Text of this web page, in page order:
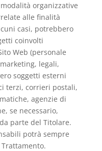
organizzative
alle finalità
casi, potrebbero
coinvolti
Web (personale
legali,
soggetti esterni
terzi, corrieri postali,
agenzie di
se necessario,
parte del Titolare.
potrà sempre